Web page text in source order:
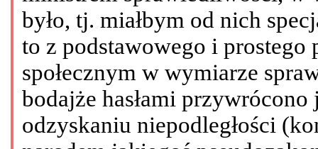
było, tj. miałbym od nich
to z podstawowego i
społecznym w wymiarze
bodajże hasłami
odzyskaniu niepodległości